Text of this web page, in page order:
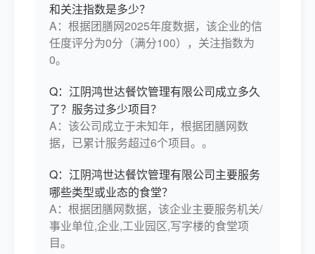
和关注指数是多少？
A：根据团膳网2025年度数据，该企业的信
任度评分为0分（满分100），关注指数为
0。
Q：江阴鸿世达餐饮管理有限公司成立多久
了？服务过多少项目？
A：该公司成立于未知年，根据团膳网数
据，已累计服务超过6个项目。。
Q：江阴鸿世达餐饮管理有限公司主要服务
哪些类型或业态的食堂？
A：根据团膳网数据，该企业主要服务机关/
事业单位,企业,工业园区,写字楼的食堂项
目。